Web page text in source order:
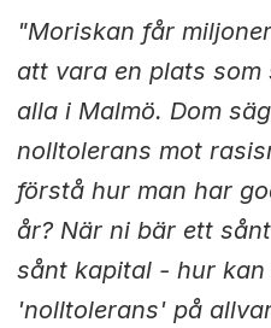
"Moriskan får
att vara en plats
alla i Malmö. Dom
nolltolerans mot
förstå hur man har
år? När ni bär ett
sånt kapital - hur
'nolltolerans' på